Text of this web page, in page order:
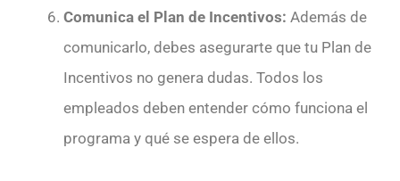
Comunica el Plan de Incentivos: Además de
comunicarlo, debes asegurarte que tu Plan de
Incentivos no genera dudas. Todos los
empleados deben entender cómo funciona el
programa y qué se espera de ellos.